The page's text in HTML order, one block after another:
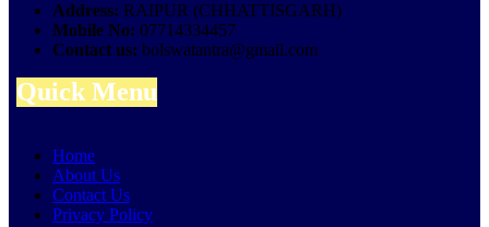
Address: RAIPUR (CHHATTISGARH)
Mobile No: 07714334457
Contact us: bolswatantra@gmail.com
Quick Menu
Home
About Us
Contact Us
Privacy Policy